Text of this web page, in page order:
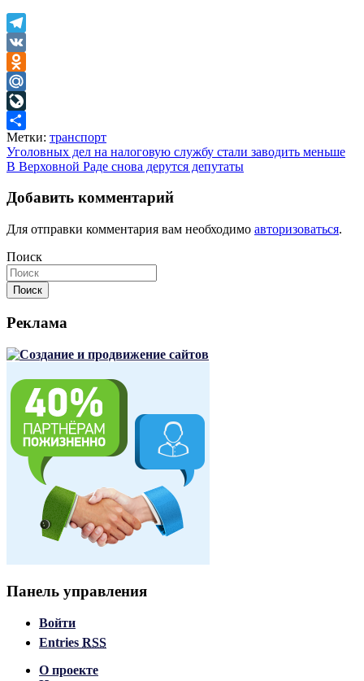
Telegram
VK
Odnoklassniki
Mail.Ru
LiveJournal
Отправить
Метки: транспорт
Навигация
по
записям
Уголовных дел на налоговую службу стали заводить меньше
В Верховной Раде снова дерутся депутаты
Добавить комментарий
Для отправки комментария вам необходимо авторизоваться.
Поиск
Поиск
Реклама
Панель управления
Войти
Entries RSS
О проекте